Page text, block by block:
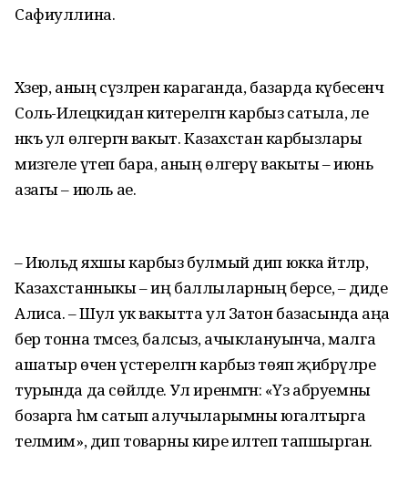
Сафиуллина.
Хәзер, аның сүзләренә караганда, базарда күбесенчә
Соль-Илецкидан китерелгән карбыз сатыла, әле
нәкъ ул өлгергән вакыт. Казахстан карбызлары
мизгеле үтеп бара, аның өлгерү вакыты – июнь
азагы – июль ае.
– Июльдә яхшы карбыз булмый дип юкка әйтәләр,
Казахстанныкы – иң баллыларның берсе, – диде
Алиса. – Шул ук вакытта ул Затон базасында аңа
бер тонна тәмсез, балсыз, ачыклануынча, малга
ашатыр өчен үстерелгән карбыз төяп җибәрүләре
турында да сөйләде. Ул иренмәгән: «Үз абруемны
бозарга һәм сатып алучыларымны югалтырга
теләмим», дип товарны кире илтеп тапшырган.